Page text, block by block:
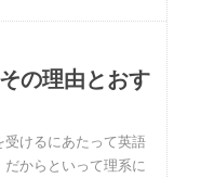
の理由とおす
けるにあたって英語
からといって理系に